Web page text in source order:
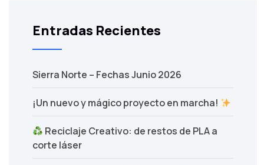
Entradas Recientes
Sierra Norte – Fechas Junio 2026
¡Un nuevo y mágico proyecto en marcha!
Reciclaje Creativo: de restos de PLA a
corte láser